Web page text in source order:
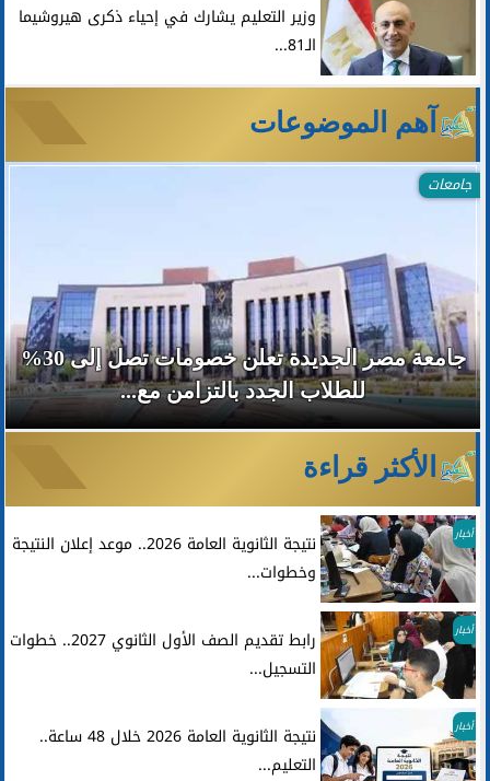
وزير التعليم يشارك في إحياء ذكرى هيروشيما
الـ81...
آهم الموضوعات
جامعات
جامعة مصر الجديدة تعلن خصومات تصل إلى 30%
للطلاب الجدد بالتزامن مع...
الأكثر قراءة
أخبار
نتيجة الثانوية العامة 2026.. موعد إعلان النتيجة
وخطوات...
أخبار
رابط تقديم الصف الأول الثانوي 2027.. خطوات
التسجيل...
أخبار
نتيجة الثانوية العامة 2026 خلال 48 ساعة..
التعليم...